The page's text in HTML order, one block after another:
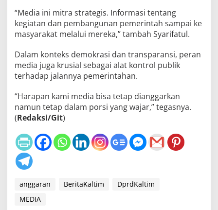
“Media ini mitra strategis. Informasi tentang
kegiatan dan pembangunan pemerintah sampai ke
masyarakat melalui mereka,” tambah Syarifatul.
Dalam konteks demokrasi dan transparansi, peran
media juga krusial sebagai alat kontrol publik
terhadap jalannya pemerintahan.
“Harapan kami media bisa tetap dianggarkan
namun tetap dalam porsi yang wajar,” tegasnya.
(Redaksi/Git)
anggaran BeritaKaltim
DprdKaltim
MEDIA